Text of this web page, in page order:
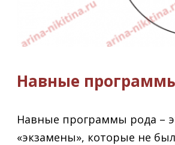
Навные
Навные программы рода –
«экзамены», которые не